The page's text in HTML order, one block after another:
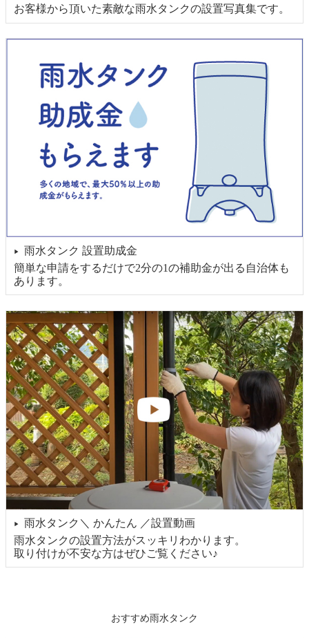
お客様から頂いた素敵な雨水タンクの設置写真集です。
▶
雨水タンク 設置助成金
簡単な申請をするだけで2分の1の補助金が出る自治体も
あります。
▶
雨水タンク＼ かんたん ／設置動画
雨水タンクの設置方法がスッキリわかります。
取り付けが不安な方はぜひご覧ください♪
おすすめ雨水タンク